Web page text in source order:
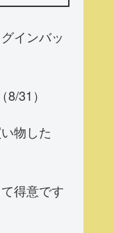
インバッ
31）
物した
得意です